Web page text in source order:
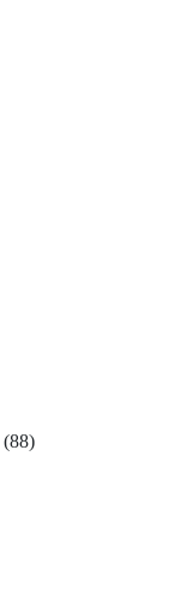
(88)